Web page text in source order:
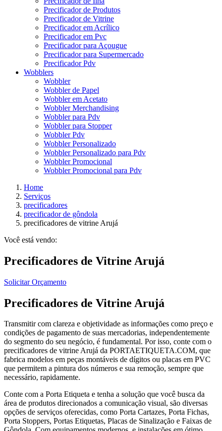
Precificador de Produtos
Precificador de Vitrine
Precificador em Acrílico
Precificador em Pvc
Precificador para Açougue
Precificador para Supermercado
Precificador Pdv
Wobblers
Wobbler
Wobbler de Papel
Wobbler em Acetato
Wobbler Merchandising
Wobbler para Pdv
Wobbler para Stopper
Wobbler Pdv
Wobbler Personalizado
Wobbler Personalizado para Pdv
Wobbler Promocional
Wobbler Promocional para Pdv
Home
Serviços
precificadores
precificador de gôndola
precificadores de vitrine Arujá
Você está vendo:
Precificadores de Vitrine Arujá
Solicitar Orçamento
Precificadores de Vitrine Arujá
Transmitir com clareza e objetividade as informações como preço e
condições de pagamento de suas mercadorias, independentemente
do segmento do seu negócio, é fundamental. Por isso, conte com o
precificadores de vitrine Arujá da PORTAETIQUETA.COM, que
fabrica modelos em peças montáveis de dígitos ou placas em PVC
que permitem a pintura dos números e sua remoção, sempre que
necessário, rapidamente.
Conte com a Porta Etiqueta e tenha a solução que você busca da
área de produtos direcionados a comunicação visual, são diversas
opções de serviços oferecidas, como Porta Cartazes, Porta Fichas,
Porta Stoppers, Portas Etiquetas, Placas de Sinalização e Faixas de